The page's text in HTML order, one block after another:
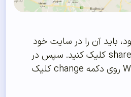
باید آن را در سایت خود
منتشر کنید، روی دکمه share کلیک کنید. سپس در
بخش Who has access روی دکمه change کلیک